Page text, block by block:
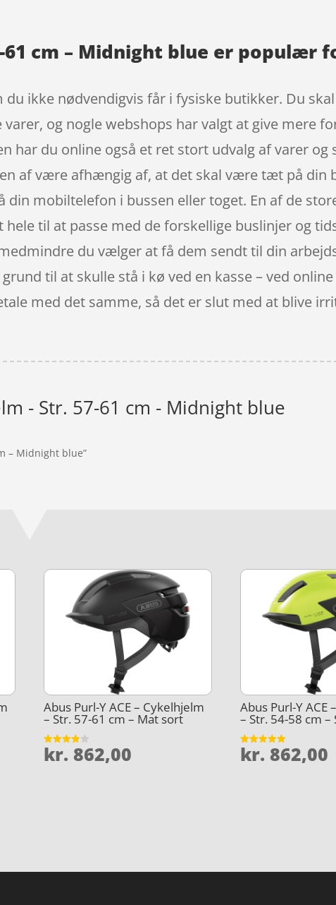
61 cm – Midnight blue er populær
ikke nødvendigvis får i fysiske butikker. Du
og nogle webshops har valgt at give mere
du online også et ret stort udvalg af varer og
af være afhængig af, at det skal være tæt på din
mobiltelefon i bussen eller toget. En af de
til at passe med de forskellige buslinjer og
du vælger at få dem sendt til din
til at skulle stå i kø ved en kasse – ved
med det samme, så det er slut med at blive
- Str. 57-61 cm - Midnight blue
– Midnight blue”
Abus Purl-Y ACE – Cykelhjelm
– Str. 57-61 cm – Mat sort
Vurderet
3.8
kr. 862,00
Abus Purl-Y ACE
– Str. 54-58 cm –
Vurderet
4.9
kr. 862,00